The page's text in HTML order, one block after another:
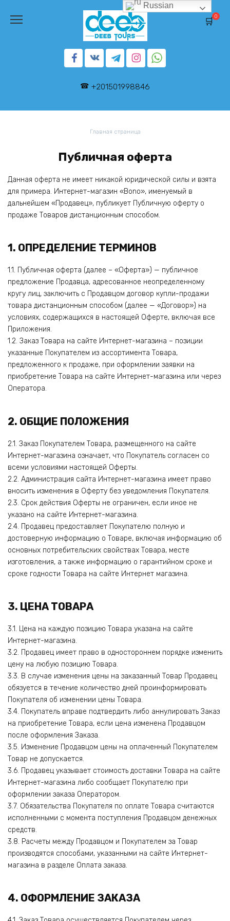
содержанию
+201501998846
0
Главная страница
Публичная оферта
Данная оферта не имеет никакой юридической силы и взята
для примера. Интернет-магазин «Bono», именуемый в
дальнейшем «Продавец», публикует Публичную оферту о
продаже Товаров дистанционным способом.
1. ОПРЕДЕЛЕНИЕ ТЕРМИНОВ
1.1. Публичная оферта (далее – «Оферта») — публичное
предложение Продавца, адресованное неопределенному
кругу лиц, заключить с Продавцом договор купли-продажи
товара дистанционным способом (далее — «Договор») на
условиях, содержащихся в настоящей Оферте, включая все
Приложения.
1.2. Заказ Товара на сайте Интернет-магазина – позиции
указанные Покупателем из ассортимента Товара,
предложенного к продаже, при оформлении заявки на
приобретение Товара на сайте Интернет-магазина или через
Оператора.
2. ОБЩИЕ ПОЛОЖЕНИЯ
2.1. Заказ Покупателем Товара, размещенного на сайте
Интернет-магазина означает, что Покупатель согласен со
всеми условиями настоящей Оферты.
2.2. Администрация сайта Интернет-магазина имеет право
вносить изменения в Оферту без уведомления Покупателя.
2.3. Срок действия Оферты не ограничен, если иное не
указано на сайте Интернет-магазина.
2.4. Продавец предоставляет Покупателю полную и
достоверную информацию о Товаре, включая информацию об
основных потребительских свойствах Товара, месте
изготовления, а также информацию о гарантийном сроке и
сроке годности Товара на сайте Интернет магазина.
3. ЦЕНА ТОВАРА
3.1. Цена на каждую позицию Товара указана на сайте
Интернет-магазина.
3.2. Продавец имеет право в одностороннем порядке изменить
цену на любую позицию Товара.
3.3. В случае изменения цены на заказанный Товар Продавец
обязуется в течение количество дней проинформировать
Покупателя об изменении цены Товара.
3.4. Покупатель вправе подтвердить либо аннулировать Заказ
на приобретение Товара, если цена изменена Продавцом
после оформления Заказа.
3.5. Изменение Продавцом цены на оплаченный Покупателем
Товар не допускается.
3.6. Продавец указывает стоимость доставки Товара на сайте
Интернет-магазина либо сообщает Покупателю при
оформлении заказа Оператором.
3.7. Обязательства Покупателя по оплате Товара считаются
исполненными с момента поступления Продавцом денежных
средств.
3.8. Расчеты между Продавцом и Покупателем за Товар
производятся способами, указанными на сайте Интернет-
магазина в разделе Оплата заказа.
4. ОФОРМЛЕНИЕ ЗАКАЗА
Russian